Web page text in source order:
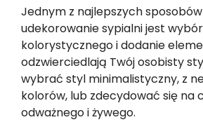
Jednym z najlepszych
udekorowanie sypialni jest
kolorystycznego i dodanie
odzwierciedlają Twój osobisty
wybrać styl minimalistyczny, z
kolorów, lub zdecydować się na
odważnego i żywego.